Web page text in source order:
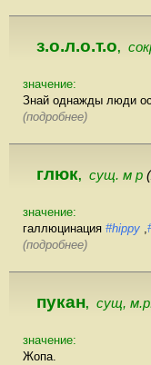
з.о.л.о.т.о,
значение:
Знай однажды люди
(подробнее)
глюк, сущ. м р
значение:
галлюцинация #hippy ,
(подробнее)
пукан, сущ,
значение:
Жопа.